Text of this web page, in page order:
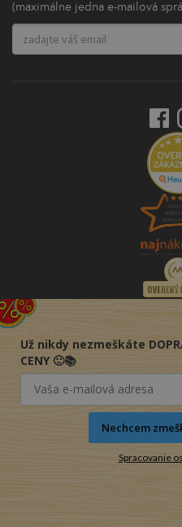
(maximálne jedna e-mailová
Už nikdy nezmeškáte
CENY 🙂📚
Nechcem
Spracovanie